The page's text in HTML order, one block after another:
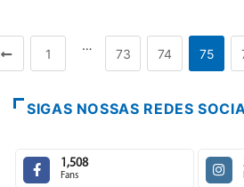
1
…
73 74 75
SIGAS NOSSAS REDES
1,508
Fans